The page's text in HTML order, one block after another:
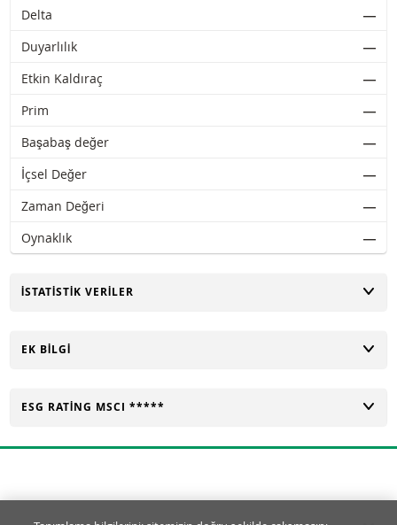
Delta
―
Duyarlılık
―
Etkin Kaldıraç
―
Prim
―
Başabaş değer
―
İçsel Değer
―
Zaman Değeri
―
Oynaklık
―
AÇ
İSTATISTIK VERILER
AÇ
EK BILGI
AÇ
ESG RATING MSCI *****
Tanımlama Bilgisi Ayarları